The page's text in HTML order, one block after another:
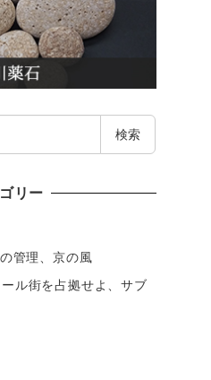
検索
リー
管理、京の風
ル街を占拠せよ、サブ